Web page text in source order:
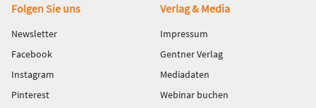
Fußbereich
Folgen Sie uns
Newsletter
Facebook
Instagram
Pinterest
Verlag & Media
Impressum
Gentner Verlag
Mediadaten
Webinar buchen